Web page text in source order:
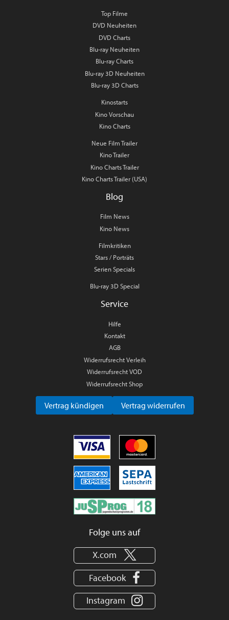
Top Filme
DVD Neuheiten
DVD Charts
Blu-ray Neuheiten
Blu-ray Charts
Blu-ray 3D Neuheiten
Blu-ray 3D Charts
Kinostarts
Kino Vorschau
Kino Charts
Neue Film Trailer
Kino Trailer
Kino Charts Trailer
Kino Charts Trailer (USA)
Blog
Film News
Kino News
Filmkritiken
Stars / Porträts
Serien Specials
Blu-ray 3D Special
Service
Hilfe
Kontakt
AGB
Widerrufsrecht Verleih
Widerrufsrecht VOD
Widerrufsrecht Shop
Vertrag kündigen Vertrag widerrufen
Folge uns auf
X.com
Facebook
Instagram